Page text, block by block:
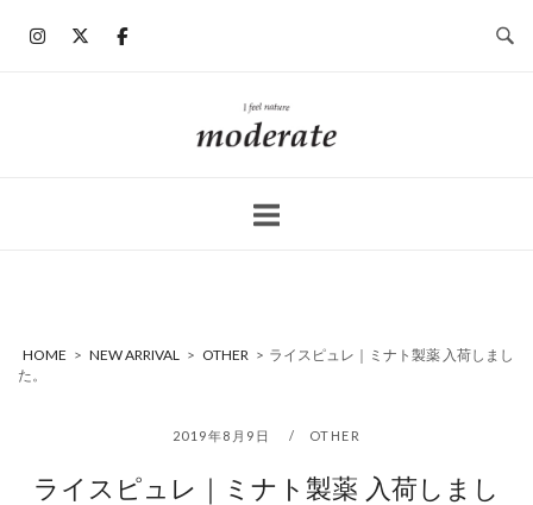
ホ
ー
HOME > NEW ARRIVAL > OTHER > ライスピュレ｜ミナト製薬 入荷しまし
た。
2019年8月9日 OTHER
ライスピュレ｜ミナト製薬 入荷しまし